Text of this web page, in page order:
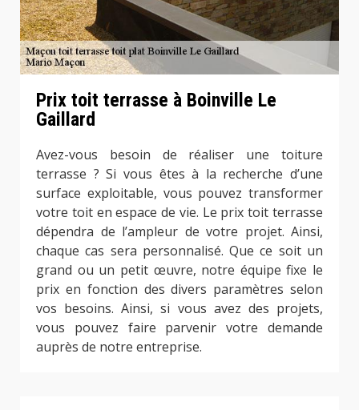
Prix toit terrasse à Boinville Le
Gaillard
Avez-vous besoin de réaliser une toiture
terrasse ? Si vous êtes à la recherche d’une
surface exploitable, vous pouvez transformer
votre toit en espace de vie. Le prix toit terrasse
dépendra de l’ampleur de votre projet. Ainsi,
chaque cas sera personnalisé. Que ce soit un
grand ou un petit œuvre, notre équipe fixe le
prix en fonction des divers paramètres selon
vos besoins. Ainsi, si vous avez des projets,
vous pouvez faire parvenir votre demande
auprès de notre entreprise.